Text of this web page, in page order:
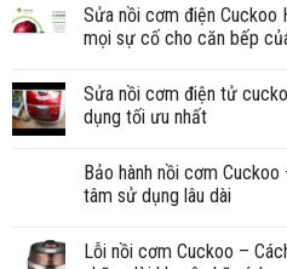
Sửa nồi cơm điện Cuckoo
mọi sự cố cho căn bếp
Sửa nồi cơm điện tử
dụng tối ưu nhất
Bảo hành nồi cơm
tâm sử dụng lâu dài
Lỗi nồi cơm Cuckoo –